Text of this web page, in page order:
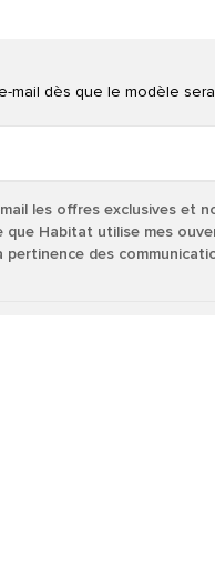
mail dès que le modèle
les offres exclusives et
que Habitat utilise mes
pertinence des